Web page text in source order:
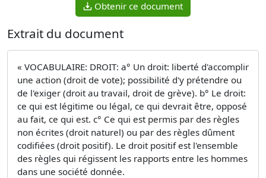
Obtenir ce document
Extrait du document
« VOCABULAIRE: DROIT: a° Un droit: liberté d'accomplir
une action (droit de vote); possibilité d'y prétendre ou
de l'exiger (droit au travail, droit de grève). b° Le droit:
ce qui est légitime ou légal, ce qui devrait être, opposé
au fait, ce qui est. c° Ce qui est permis par des règles
non écrites (droit naturel) ou par des règles dûment
codifiées (droit positif). Le droit positif est l'ensemble
des règles qui régissent les rapports entre les hommes
dans une société donnée.